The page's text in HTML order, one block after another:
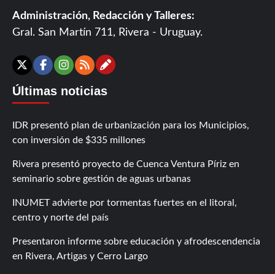
Administración, Redacción y Talleres:
Gral. San Martín 711, Rivera - Uruguay.
X Facebook
Instagram
RSSContáctanos
Últimas noticias
IDR presentó plan de urbanización para los Municipios,
con inversión de $335 millones
Rivera presentó proyecto de Cuenca Ventura Píriz en
seminario sobre gestión de aguas urbanas
INUMET advierte por tormentas fuertes en el litoral,
centro y norte del país
Presentaron informe sobre educación y afrodescendencia
en Rivera, Artigas y Cerro Largo